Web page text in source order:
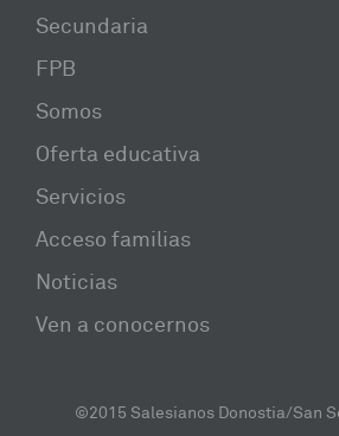
Secundaria
FPB
Somos
Oferta educativa
Servicios
Acceso familias
Noticias
Ven a conocernos
©2015 Salesianos Donostia/San